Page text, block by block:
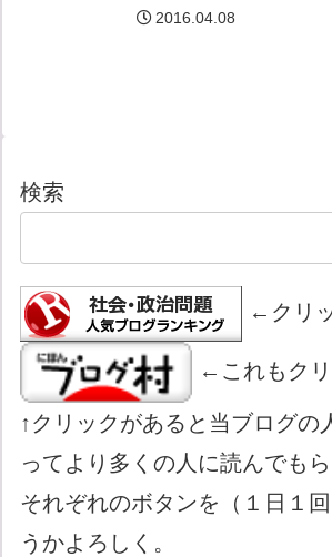
2016.04.08
検索
←クリ
←これもクリ
↑クリックがあると当ブログの
ってより多くの人に読んでも
それぞれのボタンを（１日１
うかよろしく。